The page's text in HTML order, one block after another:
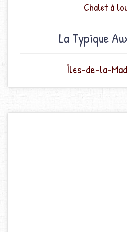
Chalet à
La Typique
Îles-de-la-